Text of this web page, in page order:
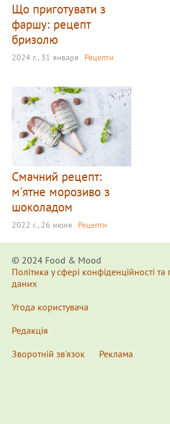
Що приготувати з
фаршу: рецепт
бризолю
2024 г., 31 января Рецепти
Смачний рецепт:
м'ятне морозиво з
шоколадом
2022 г., 26 июня Рецепти
© 2024 Food & Мood
Політика у сфері конфіденційності
даних
Угода користувача
Редакція
Зворотній зв'язок
Реклама